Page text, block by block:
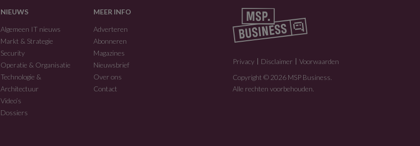
NIEUWS
Algemeen IT nieuws
Markt & Strategie
Security
Operatie & Organisatie
Technologie &
Architectuur
Video’s
Dossiers
MEER INFO
Adverteren
Abonneren
Magazines
Nieuwsbrief
Over ons
Contact
Privacy Disclaimer
Voorwaarden
Copyright © 2026 MSP Business.
Alle rechten voorbehouden.